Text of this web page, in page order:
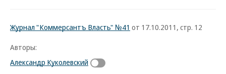
Журнал "Коммерсантъ Власть" №41 от 17.10.2011, стр. 12
Авторы:
Александр Куколевский